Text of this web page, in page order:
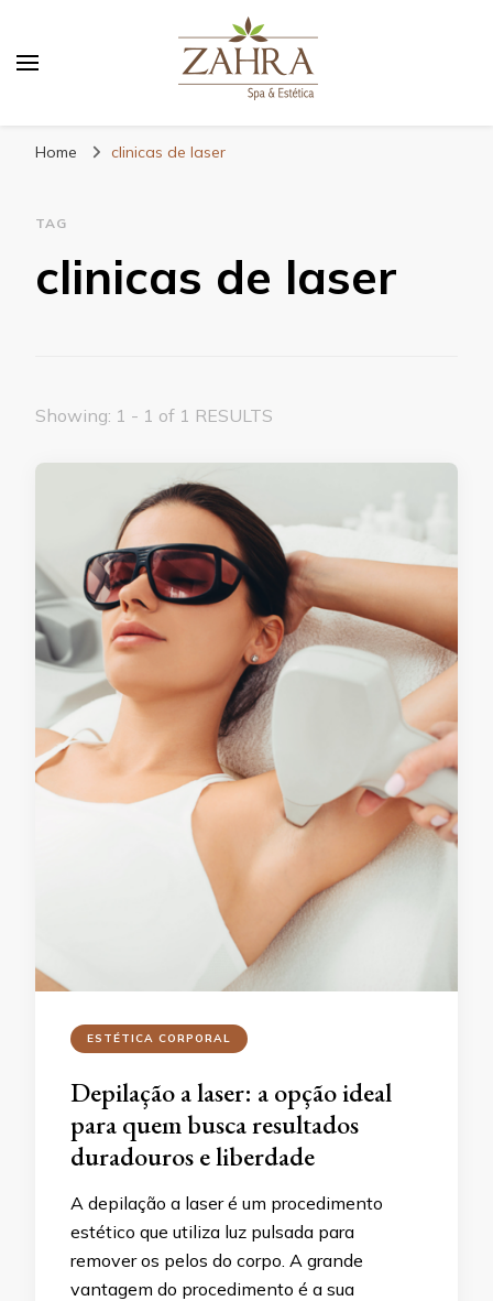
e relaxamento
Home clinicas de laser
TAG
clinicas de laser
Showing: 1 - 1 of 1 RESULTS
ESTÉTICA CORPORAL
Depilação a laser: a opção ideal
para quem busca resultados
duradouros e liberdade
A depilação a laser é um procedimento
estético que utiliza luz pulsada para
remover os pelos do corpo. A grande
vantagem do procedimento é a sua